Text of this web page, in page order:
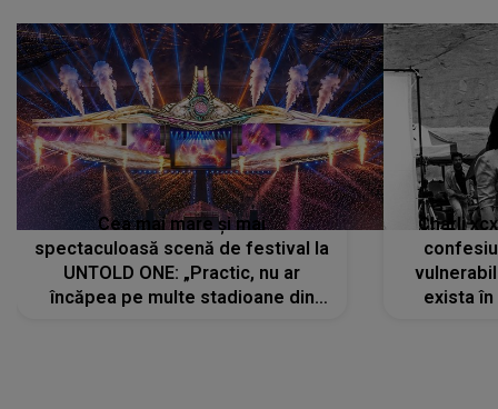
Cea mai mare și mai
spectaculoasă scenă de festival la
UNTOLD ONE: „Practic, nu ar
încăpea pe multe stadioane din
Charli
exista